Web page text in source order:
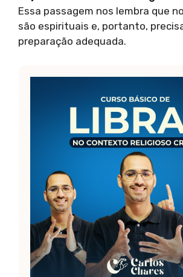
Essa passagem nos lembra que
são espirituais e, portanto,
preparação adequada.